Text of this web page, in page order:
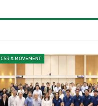
CSR & MOVEMENT